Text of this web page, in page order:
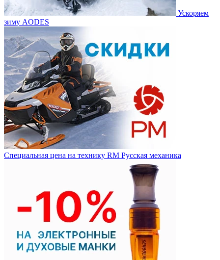
Ускоряем
зиму AODES
Специальная цена на технику RM Русская механика